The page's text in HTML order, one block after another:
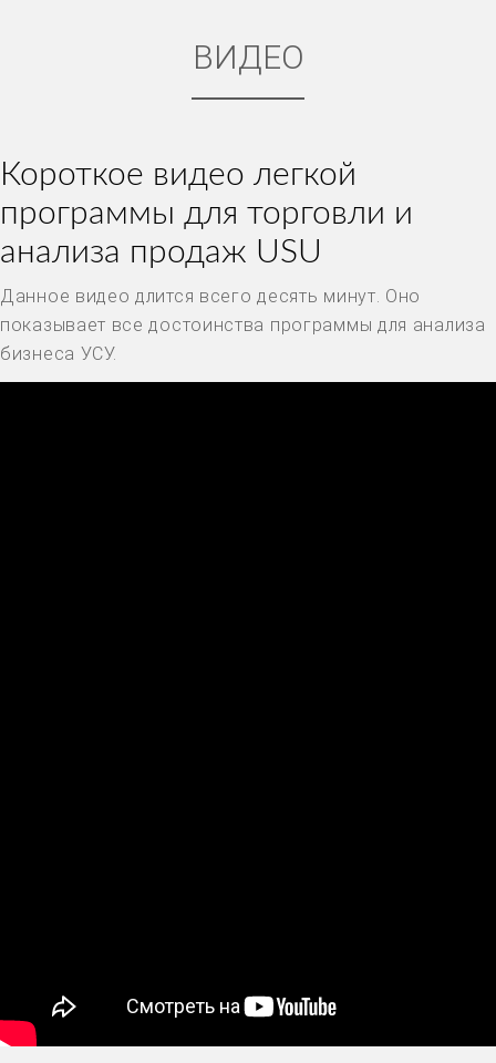
ВИДЕО
Короткое видео легкой
программы для торговли и
анализа продаж USU
Данное видео длится всего десять минут. Оно
показывает все достоинства программы для анализа
бизнеса УСУ.